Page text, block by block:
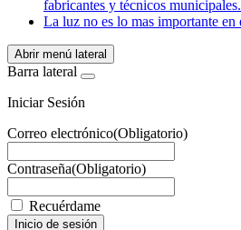
fabricantes y técnicos
La luz no es lo mas importante en
Abrir menú lateral
Barra lateral
Iniciar Sesión
Correo electrónico(Obligatorio)
Contraseña(Obligatorio)
Recuérdame